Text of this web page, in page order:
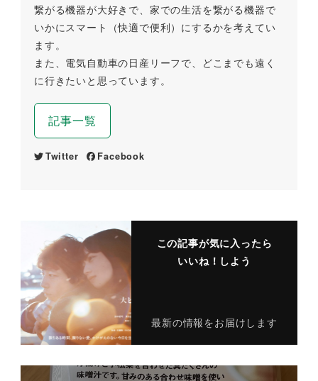
繋がる機器が大好きで、家での生活を繋がる機器で
いかにスマート（快適で便利）にするかを考えてい
ます。
また、電気自動車の日産リーフで、どこまでも遠く
に行きたいと思っています。
記事一覧
Twitter Facebook
この記事が気に入ったら
いいね！しよう
最新の情報をお届けします